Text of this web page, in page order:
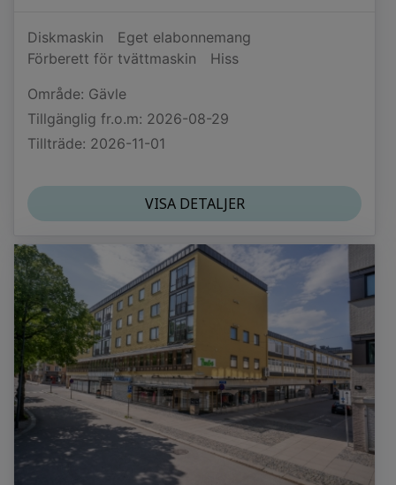
Diskmaskin
Eget elabonnemang
Förberett för tvättmaskin
Hiss
Område: Gävle
Tillgänglig fr.o.m: 2026-08-29
Tillträde: 2026-11-01
VISA DETALJER